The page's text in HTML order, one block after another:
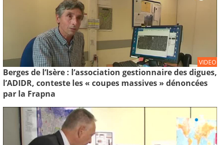
VIDEO
Berges de l’Isère : l’association gestionnaire des digues,
l’ADIDR, conteste les « coupes massives » dénoncées
par la Frapna